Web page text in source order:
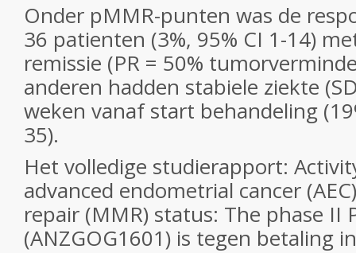
Onder pMMR-punten was de
36 patienten (3%, 95% CI 1-14)
remissie (PR = 50%
anderen hadden stabiele ziekte
weken vanaf start behandeling
35).
Het volledige studierapport:
advanced endometrial cancer
repair (MMR) status: The phase II
(ANZGOG1601) is tegen betaling